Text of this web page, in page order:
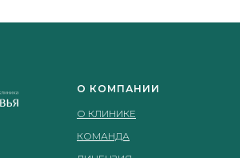
О КОМПАНИИ
О КЛИНИКЕ
КОМАНДА